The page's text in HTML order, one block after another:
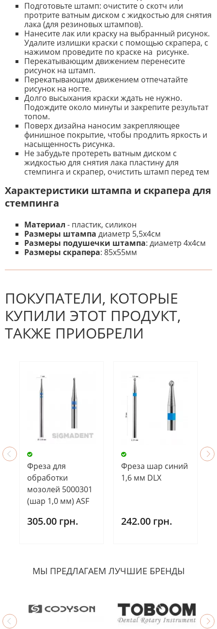
Подготовьте штамп: очистите о скотч или
протрите ватным диском с жидкостью для снятия
лака (для резиновых штампов).
Нанесите лак или краску на выбранный рисунок.
Удалите излишки краски с помощью скрапера, с
нажимом проведите по краске на рисунке.
Перекатывающим движением перенесите
рисунок на штамп.
Перекатывающим движением отпечатайте
рисунок на ногте.
Долго высыхания краски ждать не нужно.
Подождите около минуты и закрепите результат
топом.
Поверх дизайна наносим закрепляющее
финишное покрытие, чтобы продлить яркость и
насыщенность рисунка.
Не забудьте протереть ватным диском с
жидкостью для снятия лака пластину для
стемпинга и скрапер, очистить штамп перед тем
Характеристики штампа и скрапера для
стемпинга
Материал - пластик, силикон
Размеры штампа диаметр 5,5х4см
Размеры подушечки штампа: диаметр 4х4см
Размеры скрапера: 85х55мм
К настоящему времени нет
отзыв.
ПОКУПАТЕЛИ, КОТОРЫЕ
КУПИЛИ ЭТОТ ПРОДУКТ,
ТАКЖЕ ПРИОБРЕЛИ
Фреза для
обработки
мозолей 5000301
(шар 1,0 мм) ASF
305.00 грн.
Фреза шар синий
1,6 мм DLX
242.00 грн.
МЫ ПРЕДЛАГАЕМ ЛУЧШИЕ БРЕНДЫ